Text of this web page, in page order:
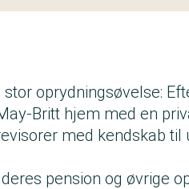
oprydningsøvelse:
Britt hjem med en
med kendskab til
pension og øvrige